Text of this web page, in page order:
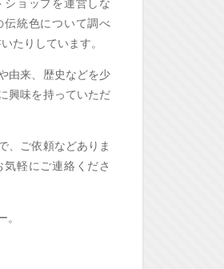
伝統色について調べ
たりしています。
由来、歴史などを少
興味を持っていただ
、ご依頼などありま
気軽にご連絡くださ